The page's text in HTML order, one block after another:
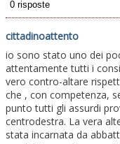
cittadinoattento
io sono stato uno dei
attentamente tutti i
vero contro-altare
che , con competenza,
punto tutti gli assurdi
centrodestra. La vera
stata incarnata da